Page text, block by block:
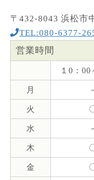
〒432-8043 浜松市
TEL:080-6377-
営業時間
１0：00
月
火
水
木
金